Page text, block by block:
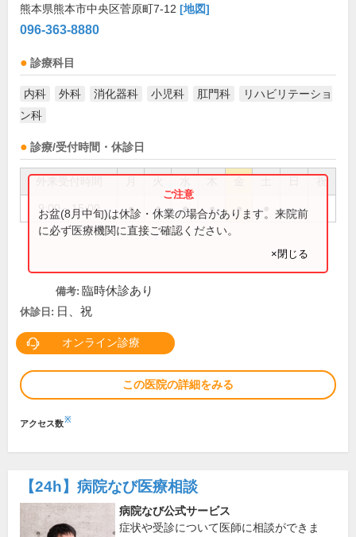
熊本県熊本市中央区菅原町7-12 [地図]
096-363-8880
診療科目
内科 外科 消化器科 小児科 肛門科
リハビリテーショ
ン科
診療/受付時間・休診日
祝
9:00～15:00 ● ● ● ● ●
お盆(8月中旬)は休診・休業の場合があります。来院前
に必ず医療機関に直接ご確認ください。
×閉じる
備考: 臨時休診あり
休診日: 日、祝
オンライン診療
この医院の詳細をみる
アクセス数※
【24h】 病院なび医療相談
病院なび公式サービス
症状や受診について医師に相談ができま